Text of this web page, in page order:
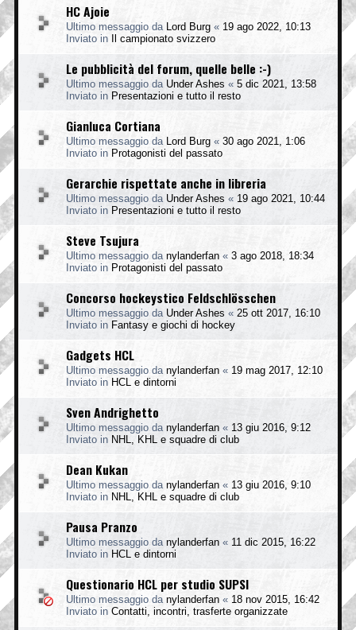
HC Ajoie
Ultimo messaggio da Lord Burg « 19 ago 2022, 10:13
Inviato in
Il campionato svizzero
Le pubblicità del forum, quelle belle :-)
Ultimo messaggio da Under Ashes « 5 dic 2021, 13:58
Inviato in Presentazioni e tutto il resto
Gianluca Cortiana
Ultimo messaggio da Lord Burg « 30 ago 2021, 1:06
Inviato in Protagonisti del passato
Gerarchie rispettate anche in libreria
Ultimo messaggio da Under Ashes « 19 ago 2021, 10:44
Inviato in Presentazioni e tutto il resto
Steve Tsujura
Ultimo messaggio da nylanderfan « 3 ago 2018, 18:34
Inviato in Protagonisti del passato
Concorso hockeystico Feldschlösschen
Ultimo messaggio da Under Ashes « 25 ott 2017, 16:10
Inviato in Fantasy e giochi di hockey
Gadgets HCL
Ultimo messaggio da nylanderfan « 19 mag 2017, 12:10
Inviato in HCL e dintorni
Sven Andrighetto
Ultimo messaggio da nylanderfan « 13 giu 2016, 9:12
Inviato in NHL, KHL e squadre di club
Dean Kukan
Ultimo messaggio da nylanderfan « 13 giu 2016, 9:10
Inviato in NHL, KHL e squadre di club
Pausa Pranzo
Ultimo messaggio da nylanderfan « 11 dic 2015, 16:22
Inviato in HCL e dintorni
Questionario HCL per studio SUPSI
Ultimo messaggio da nylanderfan « 18 nov 2015, 16:42
Inviato in Contatti, incontri, trasferte organizzate